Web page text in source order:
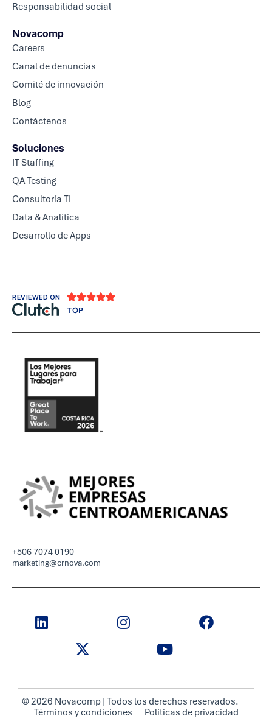
Responsabilidad social
Novacomp
Careers
Canal de denuncias
Comité de innovación
Blog
Contáctenos
Soluciones
IT Staffing
QA Testing
Consultoría TI
Data & Analítica
Desarrollo de Apps
REVIEWED ON 
TOP
+506 7074 0190
marketing@crnova.com
© 2026 Novacomp | Todos los derechos reservados.
Términos y condiciones
Políticas de privacidad